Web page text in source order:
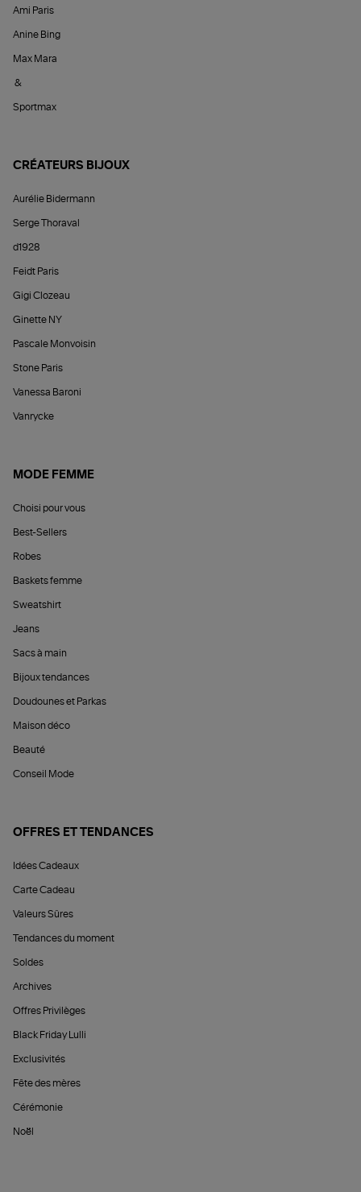
Ami Paris
Anine Bing
Max Mara
&
Sportmax
CRÉATEURS BIJOUX
Aurélie Bidermann
Serge Thoraval
d1928
Feidt Paris
Gigi Clozeau
Ginette NY
Pascale Monvoisin
Stone Paris
Vanessa Baroni
Vanrycke
MODE FEMME
Choisi pour vous
Best-Sellers
Robes
Baskets femme
Sweatshirt
Jeans
Sacs à main
Bijoux tendances
Doudounes et Parkas
Maison déco
Beauté
Conseil Mode
OFFRES ET TENDANCES
Idées Cadeaux
Carte Cadeau
Valeurs Sûres
Tendances du moment
Soldes
Archives
Offres Privilèges
Black Friday Lulli
Exclusivités
Fête des mères
Cérémonie
Noël